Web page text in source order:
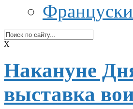
X
Накануне
выставка